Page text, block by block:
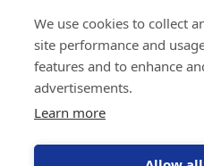
We use cookies to collect
site performance and
features and to enhance
advertisements.
Learn more